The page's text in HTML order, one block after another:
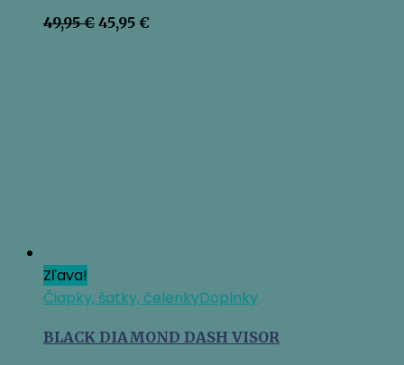
49,95€ Pôvodná
45,95 €
Zľava!
Čiapky, šatky, čelenkyDoplnky
BLACK DIAMOND DASH VISOR